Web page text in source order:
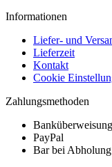
Informationen
Liefer- und
Lieferzeit
Kontakt
Cookie
Zahlungsmethoden
Banküberweisung
PayPal
Bar bei Abholung